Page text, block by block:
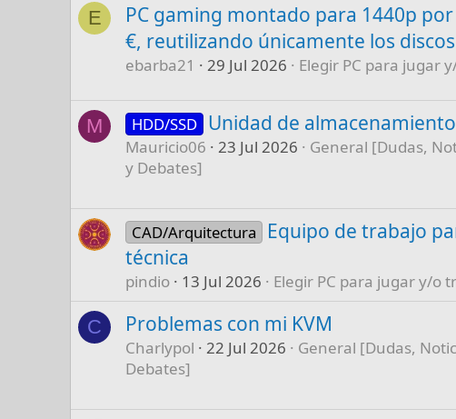
E
PC gaming montado para 1440p
€, reutilizando únicamente los discos
ebarba21 29 Jul 2026 Elegir PC para jugar
M HDD/SSD Unidad de almacenamiento
Mauricio06 23 Jul 2026
General [Dudas,
y Debates]
CAD/Arquitectura
Equipo de trabajo
técnica
pindio 13 Jul 2026 Elegir PC para jugar y/o
C Problemas con mi KVM
Charlypol 22 Jul 2026
General [Dudas,
Debates]